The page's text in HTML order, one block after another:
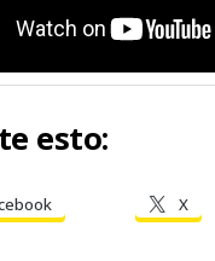
esto:
X